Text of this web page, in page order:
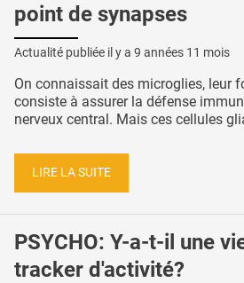
point de synapses
Actualité publiée il y a 9 années 11 mois
On connaissait des microglies, leur
consiste à assurer la défense
nerveux central. Mais ces cellules
LIRE LA SUITE
PSYCHO: Y-a-t-il une
tracker d'activité?